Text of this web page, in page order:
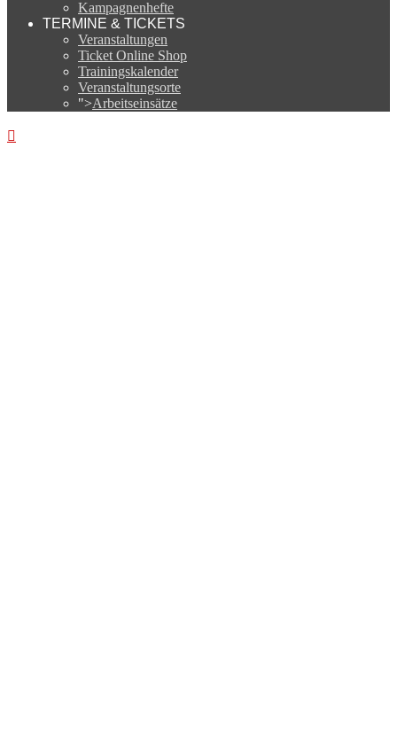
Kampagnenhefte
TERMINE & TICKETS
Veranstaltungen
Ticket Online Shop
Trainingskalender
Veranstaltungsorte
">Arbeitseinsätze